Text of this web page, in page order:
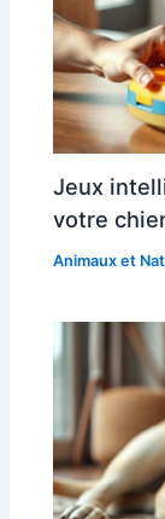
Jeux
votre
Animaux et